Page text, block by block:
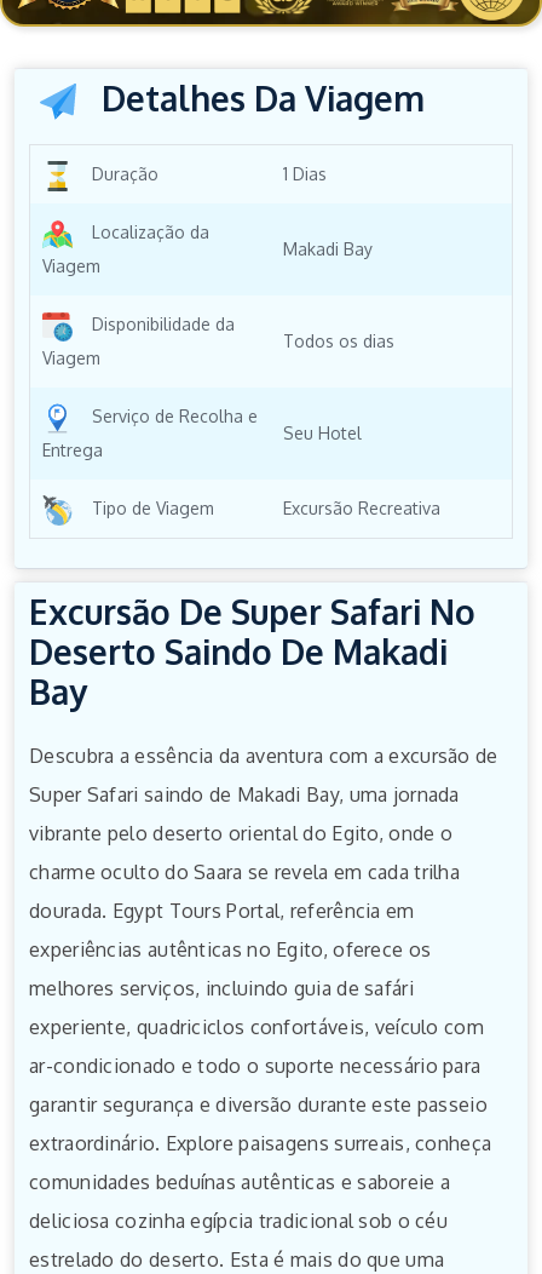
Detalhes Da Viagem
Duração 1 Dias
Localização da
Viagem
Makadi Bay
Disponibilidade da
Viagem
Todos os dias
Serviço de Recolha e
Entrega
Seu Hotel
Tipo de Viagem Excursão Recreativa
Excursão De Super Safari No
Deserto Saindo De Makadi
Bay
Descubra a essência da aventura com a excursão de
Super Safari saindo de Makadi Bay, uma jornada
vibrante pelo deserto oriental do Egito, onde o
charme oculto do Saara se revela em cada trilha
dourada. Egypt Tours Portal, referência em
experiências autênticas no Egito, oferece os
melhores serviços, incluindo guia de safári
experiente, quadriciclos confortáveis, veículo com
ar-condicionado e todo o suporte necessário para
garantir segurança e diversão durante este passeio
extraordinário. Explore paisagens surreais, conheça
comunidades beduínas autênticas e saboreie a
deliciosa cozinha egípcia tradicional sob o céu
estrelado do deserto. Esta é mais do que uma